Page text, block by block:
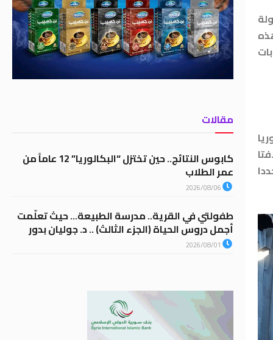
مقالات
كابوس النتائج.. حين تختزل “البكالوريا” 12 عاماً من
عمر الطلاب
2026/08/06
طفولتي في القرية.. مدرسة الطبيعة… حيث تعلّمت
أجمل دروس الحياة (الجزء الثالث) .. د. جوليان بدور
2026/08/01